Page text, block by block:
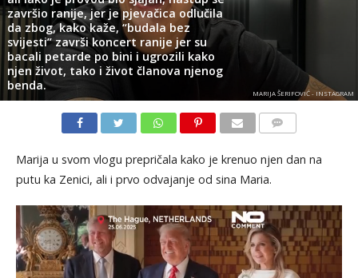
završio ranije, jer je pjevačica odlučila
da zbog, kako kaže, “budala bez
svijesti” završi koncert ranije jer su
bacali petarde po bini i ugrozili kako
njen život, tako i život članova njenog
benda.
MARIJA ŠERIFOVIĆ - INSTAGRAM
Marija u svom vlogu prepričala kako je krenuo njen dan na
putu ka Zenici, ali i prvo odvajanje od sina Maria.